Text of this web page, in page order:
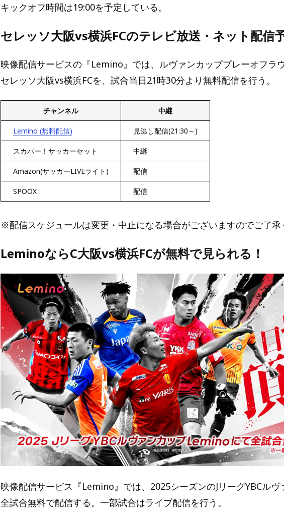
キックオフ時間は19:00を予定している。
セレッソ大阪vs横浜FCのテレビ放送・ネット配信
映像配信サービスの『Lemino』では、ルヴァンカッププレーオフラ
セレッソ大阪vs横浜FCを、試合当日21時30分より無料配信を行う。
チャンネル 中継
Lemino (無料配信) 見逃し配信(21:30～)
スカパー！サッカーセット 中継
Amazon(サッカーLIVEライト) 配信
SPOOX 配信
※配信スケジュールは変更・中止になる場合がございますのでご了承
LeminoならC大阪vs横浜FCが無料で見られる！
映像配信サービス『Lemino』では、2025シーズンのJリーグYBCルヴ
全試合無料で配信する。一部試合はライブ配信を行う。